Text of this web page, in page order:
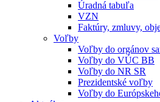
Úradná tabuľa
VZN
Faktúry, zmluvy,
Voľby
Voľby do orgánov
Voľby do VÚC BB
Voľby do NR SR
Prezidentské voľby
Voľby do